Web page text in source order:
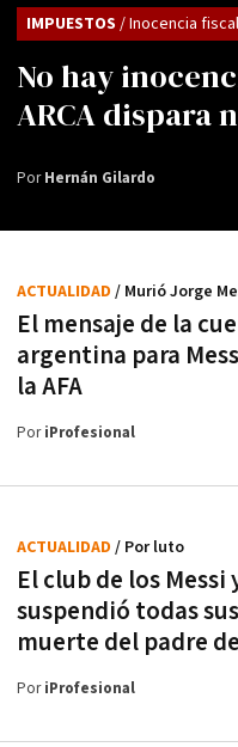
No hay
ARCA dispara
IMPUESTOS / Inocencia
PorHernán Gilardo
El mensaje de la
argentina para
la AFA
ACTUALIDAD / Murió Jorge
PoriProfesional
El club de los
suspendió todas
muerte del padre
ACTUALIDAD / Por luto
PoriProfesional